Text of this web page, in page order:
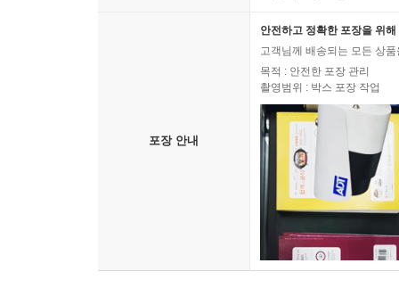
포장 안내
안전하고 정확한 포장을 위
고객님께 배송되는 모든 상
목적 : 안전한 포장 관리
촬영범위 : 박스 포장 작업